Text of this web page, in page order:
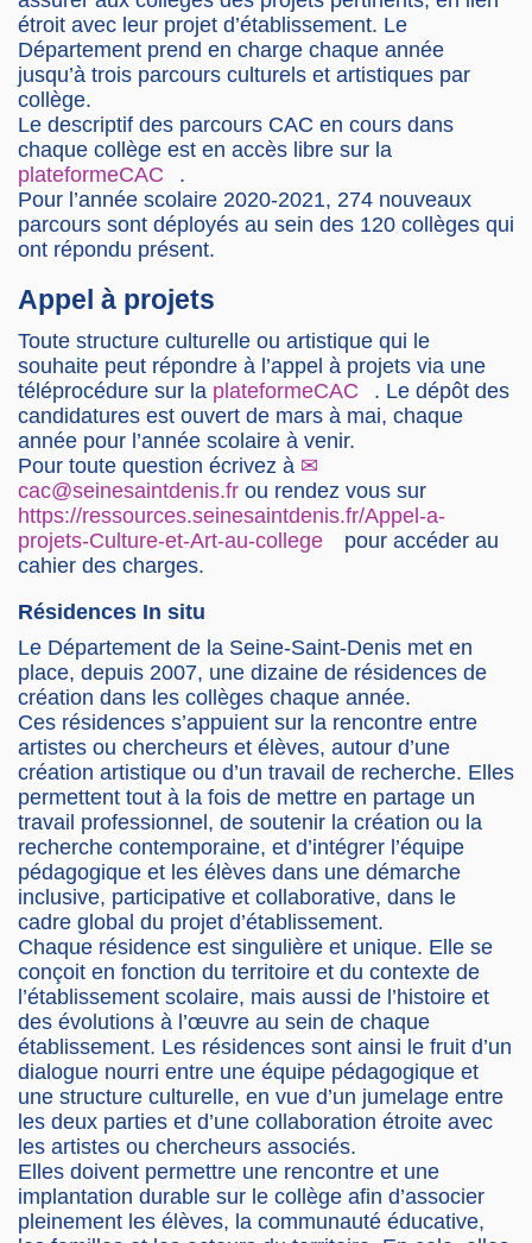
étroit avec leur projet d’établissement. Le
Département prend en charge chaque année
jusqu’à trois parcours culturels et artistiques par
collège.
Le descriptif des parcours CAC en cours dans
chaque collège est en accès libre sur la
plateformeCAC
.
Pour l’année scolaire 2020-2021, 274 nouveaux
parcours sont déployés au sein des 120 collèges qui
ont répondu présent.
Appel à projets
Toute structure culturelle ou artistique qui le
souhaite peut répondre à l’appel à projets via une
téléprocédure sur la plateformeCAC
. Le dépôt des
candidatures est ouvert de mars à mai, chaque
année pour l’année scolaire à venir.
Pour toute question écrivez à
cac@seinesaintdenis.fr ou rendez vous sur
https://ressources.seinesaintdenis.fr/Appel-a-
projets-Culture-et-Art-au-college
pour accéder au
cahier des charges.
Résidences In situ
Le Département de la Seine-Saint-Denis met en
place, depuis 2007, une dizaine de résidences de
création dans les collèges chaque année.
Ces résidences s’appuient sur la rencontre entre
artistes ou chercheurs et élèves, autour d’une
création artistique ou d’un travail de recherche. Elles
permettent tout à la fois de mettre en partage un
travail professionnel, de soutenir la création ou la
recherche contemporaine, et d’intégrer l’équipe
pédagogique et les élèves dans une démarche
inclusive, participative et collaborative, dans le
cadre global du projet d’établissement.
Chaque résidence est singulière et unique. Elle se
conçoit en fonction du territoire et du contexte de
l’établissement scolaire, mais aussi de l’histoire et
des évolutions à l’œuvre au sein de chaque
établissement. Les résidences sont ainsi le fruit d’un
dialogue nourri entre une équipe pédagogique et
une structure culturelle, en vue d’un jumelage entre
les deux parties et d’une collaboration étroite avec
les artistes ou chercheurs associés.
Elles doivent permettre une rencontre et une
implantation durable sur le collège afin d’associer
pleinement les élèves, la communauté éducative,